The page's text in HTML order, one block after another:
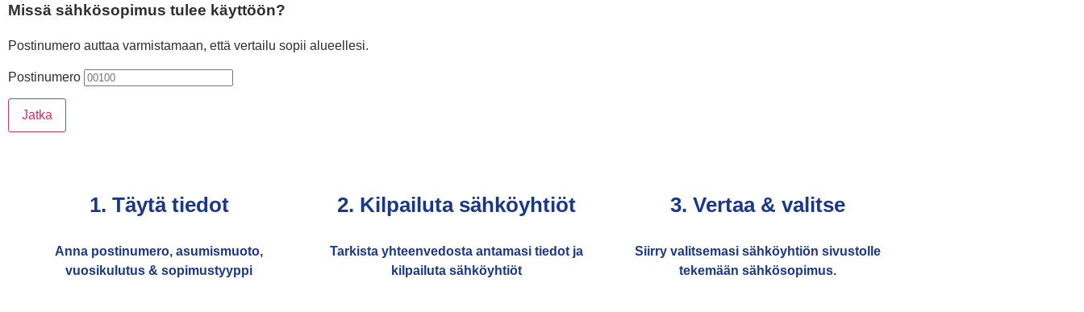
Missä sähkösopimus tulee käyttöön?
Postinumero auttaa varmistamaan, että vertailu sopii alueellesi.
Postinumero
Jatka
1. Täytä tiedot
Anna postinumero, asumismuoto,
vuosikulutus & sopimustyyppi
2. Kilpailuta sähköyhtiöt
Tarkista yhteenvedosta antamasi tiedot ja
kilpailuta sähköyhtiöt
3. Vertaa & valitse
Siirry valitsemasi sähköyhtiön sivustolle
tekemään sähkösopimus.